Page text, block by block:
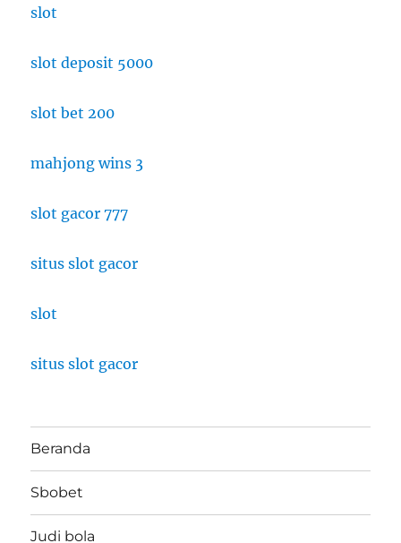
slot
slot deposit 5000
slot bet 200
mahjong wins 3
slot gacor 777
situs slot gacor
slot
situs slot gacor
Beranda
Sbobet
Judi bola